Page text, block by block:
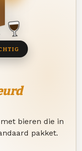
bieren die in
pakket.